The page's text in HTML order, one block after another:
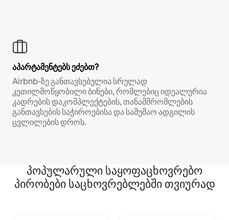
აპარტამენტებს ეძებთ?
Airbnb‑ზე განთავსებულია სრულად
კეთილმოწყობილი ბინები, რომლებიც იდეალურია
კადრების დაკომპლექტების, თანამშრომლების
განთავსების საჭიროებისა და სამუშაო ადგილის
ცვლილების დროს.
პოპულარული საყოფაცხოვრებო
პირობები საცხოვრებლებში თვიურად